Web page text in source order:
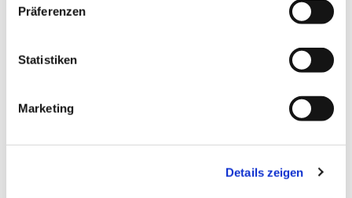
Präferenzen
Statistiken
Marketing
Details zeigen